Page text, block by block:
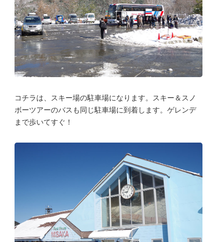
コチラは、スキー場の駐車場になります。スキー＆スノ
ボーツアーのバスも同じ駐車場に到着します。ゲレンデ
まで歩いてすぐ！